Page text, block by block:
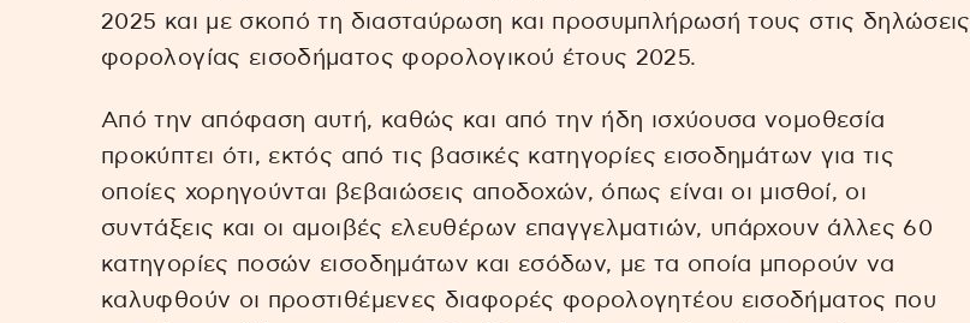
2025 και με σκοπό τη διασταύρωση και προσυμπλήρωσή τους στις δηλώσεις
φορολογίας εισοδήματος φορολογικού έτους 2025.
Από την απόφαση αυτή, καθώς και από την ήδη ισχύουσα νομοθεσία
προκύπτει ότι, εκτός από τις βασικές κατηγορίες εισοδημάτων για τις
οποίες χορηγούνται βεβαιώσεις αποδοχών, όπως είναι οι μισθοί, οι
συντάξεις και οι αμοιβές ελευθέρων επαγγελματιών, υπάρχουν άλλες 60
κατηγορίες ποσών εισοδημάτων και εσόδων, με τα οποία μπορούν να
καλυφθούν οι προστιθέμενες διαφορές φορολογητέου εισοδήματος που